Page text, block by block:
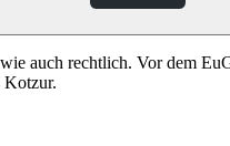
auch rechtlich. Vor dem
Kotzur.